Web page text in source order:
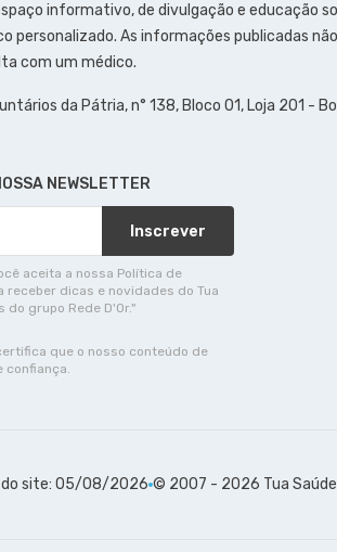
informativo, de divulgação e
personalizado. As informações publicadas
com um médico.
da Pátria, n° 138, Bloco 01, Loja 201 -
NEWSLETTER
Inscrever
aceita a nossa Política de
receber dicas e novidades do Tua
do grupo Rede D'Or."
que o nosso conteúdo de
confiança.
site: 05/08/2026 © 2007 - 2026 Tua